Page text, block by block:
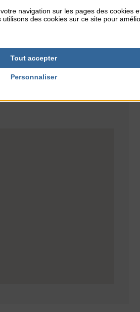
navigation sur les pages des cookies
des cookies sur ce site pour
Tout accepter
Personnaliser